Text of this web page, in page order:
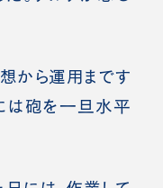
から運用まです
は砲を一旦水平